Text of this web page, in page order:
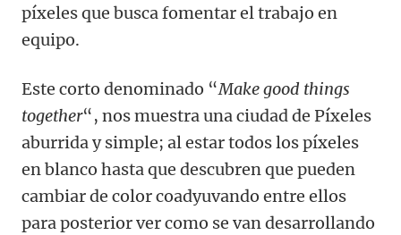
píxeles que busca fomentar el trabajo en
equipo.
Este corto denominado “Make good things
together“, nos muestra una ciudad de Píxeles
aburrida y simple; al estar todos los píxeles
en blanco hasta que descubren que pueden
cambiar de color coadyuvando entre ellos
para posterior ver como se van desarrollando